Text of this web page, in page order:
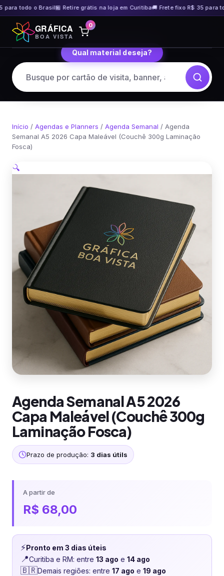
todo o Brasil🏪 Retire grátis na loja em Curitiba🚚 Frete fixo R$ 35 para
Pular
para
o
GRÁFICA
BOA VISTA
0
Qual material deseja?
Início / Agendas e Planners / Agenda Semanal / Agenda
Semanal A5 2026 Capa Maleável (Couchê 300g Laminação
Fosca)
🔍
Agenda Semanal A5 2026
Capa Maleável (Couchê 300g
Laminação Fosca)
Prazo de produção: 3 dias útils
A partir de
R$ 68,00
⚡Pronto em 3 dias úteis
📍Curitiba e RM: entre 13 ago e 14 ago
🇧🇷Demais regiões: entre 17 ago e 19 ago